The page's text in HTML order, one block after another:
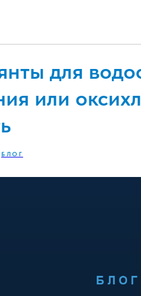
для
или
БЛОГ